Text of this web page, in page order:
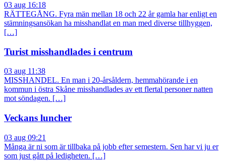
03 aug 16:18
RÄTTEGÅNG. Fyra män mellan 18 och 22 år gamla har enligt en
stämningsansökan ha misshandlat en man med diverse tillhyggen,
[…]
Turist misshandlades i centrum
03 aug 11:38
MISSHANDEL. En man i 20-årsåldern, hemmahörande i en
kommun i östra Skåne misshandlades av ett flertal personer natten
mot söndagen. […]
Veckans luncher
03 aug 09:21
Många är ni som är tillbaka på jobb efter semestern. Sen har vi ju er
som just gått på ledigheten. […]